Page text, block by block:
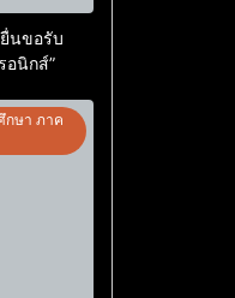
นขอรับ
อนิกส์”
กษา ภาค